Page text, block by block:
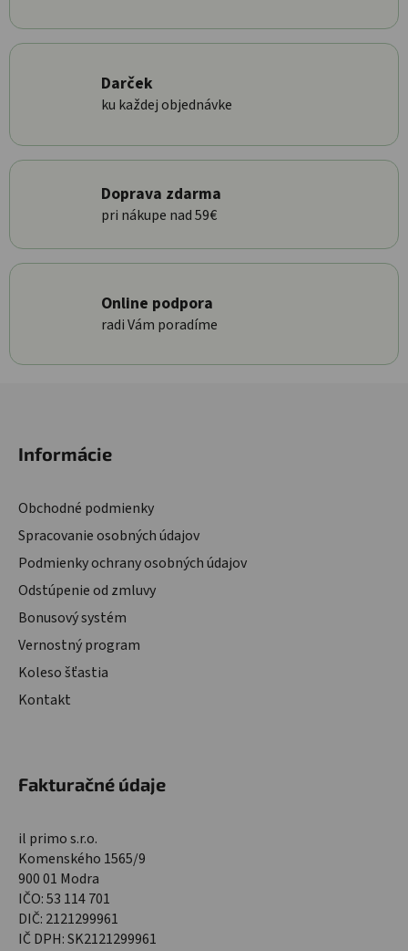
Darček
ku každej objednávke
Doprava zdarma
pri nákupe nad 59€
Online podpora
radi Vám poradíme
Informácie
Obchodné podmienky
Spracovanie osobných údajov
Podmienky ochrany osobných údajov
Odstúpenie od zmluvy
Bonusový systém
Vernostný program
Koleso šťastia
Kontakt
Fakturačné údaje
il primo s.r.o.
Komenského 1565/9
900 01 Modra
IČO: 53 114 701
DIČ: 2121299961
IČ DPH: SK2121299961